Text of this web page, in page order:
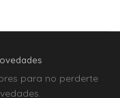
para no perderte